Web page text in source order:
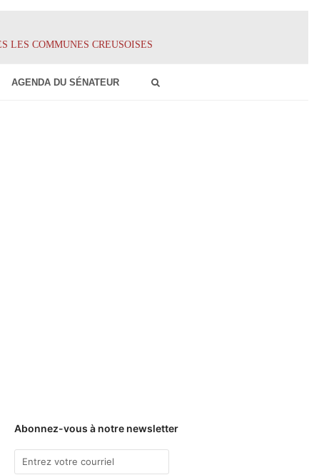
LES COMMUNES CREUSOISES
AGENDA DU SÉNATEUR
Abonnez-vous à notre newsletter